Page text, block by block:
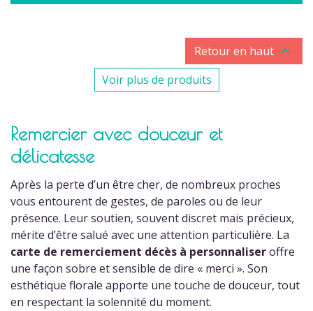
Retour en haut 
Voir plus de produits
Remercier avec douceur et
délicatesse
Après la perte d’un être cher, de nombreux proches
vous entourent de gestes, de paroles ou de leur
présence. Leur soutien, souvent discret mais précieux,
mérite d’être salué avec une attention particulière. La
carte de remerciement décès à personnaliseroffre
une façon sobre et sensible de dire « merci ». Son
esthétique florale apporte une touche de douceur, tout
en respectant la solennité du moment.